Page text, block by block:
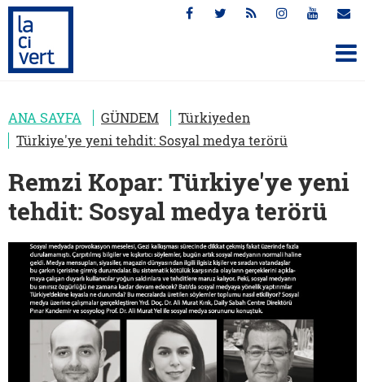
ANA SAYFA GÜNDEM
Türkiyeden
Türkiye'ye yeni tehdit: Sosyal medya terörü
Remzi Kopar: Türkiye'ye yeni
tehdit: Sosyal medya terörü